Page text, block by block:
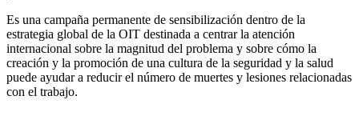
Es una campaña permanente de sensibilización dentro de la
estrategia global de la OIT destinada a centrar la atención
internacional sobre la magnitud del problema y sobre cómo la
creación y la promoción de una cultura de la seguridad y la salud
puede ayudar a reducir el número de muertes y lesiones relacionadas
con el trabajo.